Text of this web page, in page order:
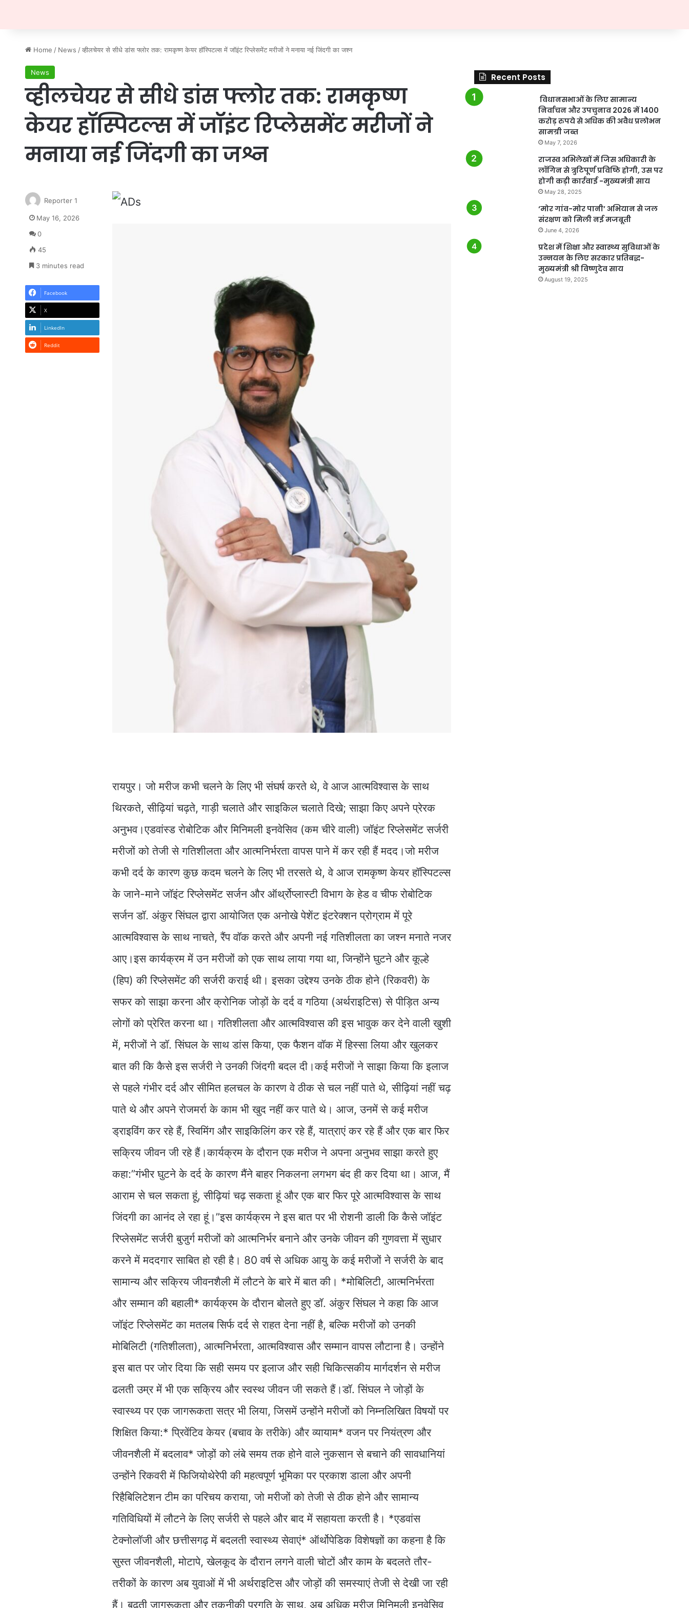
Home / News / व्हीलचेयर से सीधे डांस फ्लोर तक: रामकृष्ण केयर हॉस्पिटल्स में जॉइंट रिप्लेसमेंट मरीजों ने मनाया नई जिंदगी का जश्न
News
व्हीलचेयर से सीधे डांस फ्लोर तक: रामकृष्ण
केयर हॉस्पिटल्स में जॉइंट रिप्लेसमेंट मरीजों ने
मनाया नई जिंदगी का जश्न
रायपुर। जो मरीज कभी चलने के लिए भी संघर्ष करते थे, वे आज आत्मविश्वास के साथ
थिरकते, सीढ़ियां चढ़ते, गाड़ी चलाते और साइकिल चलाते दिखे; साझा किए अपने प्रेरक
अनुभव।एडवांस्ड रोबोटिक और मिनिमली इनवेसिव (कम चीरे वाली) जॉइंट रिप्लेसमेंट सर्जरी
मरीजों को तेजी से गतिशीलता और आत्मनिर्भरता वापस पाने में कर रही हैं मदद।जो मरीज
कभी दर्द के कारण कुछ कदम चलने के लिए भी तरसते थे, वे आज रामकृष्ण केयर हॉस्पिटल्स
के जाने-माने जॉइंट रिप्लेसमेंट सर्जन और ऑर्थ्रोप्लास्टी विभाग के हेड व चीफ रोबोटिक
सर्जन डॉ. अंकुर सिंघल द्वारा आयोजित एक अनोखे पेशेंट इंटरेक्शन प्रोग्राम में पूरे
आत्मविश्वास के साथ नाचते, रैंप वॉक करते और अपनी नई गतिशीलता का जश्न मनाते नजर
आए।इस कार्यक्रम में उन मरीजों को एक साथ लाया गया था, जिन्होंने घुटने और कूल्हे
(हिप) की रिप्लेसमेंट की सर्जरी कराई थी। इसका उद्देश्य उनके ठीक होने (रिकवरी) के
सफर को साझा करना और क्रोनिक जोड़ों के दर्द व गठिया (अर्थराइटिस) से पीड़ित अन्य
लोगों को प्रेरित करना था। गतिशीलता और आत्मविश्वास की इस भावुक कर देने वाली खुशी
में, मरीजों ने डॉ. सिंघल के साथ डांस किया, एक फैशन वॉक में हिस्सा लिया और खुलकर
बात की कि कैसे इस सर्जरी ने उनकी जिंदगी बदल दी।कई मरीजों ने साझा किया कि इलाज
से पहले गंभीर दर्द और सीमित हलचल के कारण वे ठीक से चल नहीं पाते थे, सीढ़ियां नहीं चढ़
पाते थे और अपने रोजमर्रा के काम भी खुद नहीं कर पाते थे। आज, उनमें से कई मरीज
ड्राइविंग कर रहे हैं, स्विमिंग और साइकिलिंग कर रहे हैं, यात्राएं कर रहे हैं और एक बार फिर
सक्रिय जीवन जी रहे हैं।कार्यक्रम के दौरान एक मरीज ने अपना अनुभव साझा करते हुए
कहा:”गंभीर घुटने के दर्द के कारण मैंने बाहर निकलना लगभग बंद ही कर दिया था। आज, मैं
आराम से चल सकता हूं, सीढ़ियां चढ़ सकता हूं और एक बार फिर पूरे आत्मविश्वास के साथ
जिंदगी का आनंद ले रहा हूं।”इस कार्यक्रम ने इस बात पर भी रोशनी डाली कि कैसे जॉइंट
रिप्लेसमेंट सर्जरी बुजुर्ग मरीजों को आत्मनिर्भर बनाने और उनके जीवन की गुणवत्ता में सुधार
करने में मददगार साबित हो रही है। 80 वर्ष से अधिक आयु के कई मरीजों ने सर्जरी के बाद
सामान्य और सक्रिय जीवनशैली में लौटने के बारे में बात की। *मोबिलिटी, आत्मनिर्भरता
और सम्मान की बहाली* कार्यक्रम के दौरान बोलते हुए डॉ. अंकुर सिंघल ने कहा कि आज
जॉइंट रिप्लेसमेंट का मतलब सिर्फ दर्द से राहत देना नहीं है, बल्कि मरीजों को उनकी
मोबिलिटी (गतिशीलता), आत्मनिर्भरता, आत्मविश्वास और सम्मान वापस लौटाना है। उन्होंने
इस बात पर जोर दिया कि सही समय पर इलाज और सही चिकित्सकीय मार्गदर्शन से मरीज
ढलती उम्र में भी एक सक्रिय और स्वस्थ जीवन जी सकते हैं।डॉ. सिंघल ने जोड़ों के
स्वास्थ्य पर एक जागरूकता सत्र भी लिया, जिसमें उन्होंने मरीजों को निम्नलिखित विषयों पर
शिक्षित किया:* प्रिवेंटिव केयर (बचाव के तरीके) और व्यायाम* वजन पर नियंत्रण और
जीवनशैली में बदलाव* जोड़ों को लंबे समय तक होने वाले नुकसान से बचाने की सावधानियां
उन्होंने रिकवरी में फिजियोथेरेपी की महत्वपूर्ण भूमिका पर प्रकाश डाला और अपनी
रिहैबिलिटेशन टीम का परिचय कराया, जो मरीजों को तेजी से ठीक होने और सामान्य
गतिविधियों में लौटने के लिए सर्जरी से पहले और बाद में सहायता करती है। *एडवांस
टेक्नोलॉजी और छत्तीसगढ़ में बदलती स्वास्थ्य सेवाएं* ऑर्थोपेडिक विशेषज्ञों का कहना है कि
सुस्त जीवनशैली, मोटापे, खेलकूद के दौरान लगने वाली चोटों और काम के बदलते तौर-
तरीकों के कारण अब युवाओं में भी अर्थराइटिस और जोड़ों की समस्याएं तेजी से देखी जा रही
हैं। बढ़ती जागरूकता और तकनीकी प्रगति के साथ, अब अधिक मरीज मिनिमली इनवेसिव
Reporter 1
May 16, 2026
0
45
3 minutes read
Facebook
X
LinkedIn
Reddit
Recent Posts
विधानसभाओं के लिए सामान्य
निर्वाचन और उपचुनाव 2026 में 1400
करोड़ रुपये से अधिक की अवैध प्रलोभन
सामग्री जब्त
May 7, 2026
राजस्व अभिलेखों में जिस अधिकारी के
लॉगिन से त्रुटिपूर्ण प्रविष्ठि होगी, उस पर
होगी कड़ी कार्रवाई -मुख्यमंत्री साय
May 28, 2025
‘मोर गांव-मोर पानी’ अभियान से जल
संरक्षण को मिली नई मजबूती
June 4, 2026
प्रदेश में शिक्षा और स्वास्थ्य सुविधाओं के
उन्नयन के लिए सरकार प्रतिबद्ध-
मुख्यमंत्री श्री विष्णुदेव साय
August 19, 2025